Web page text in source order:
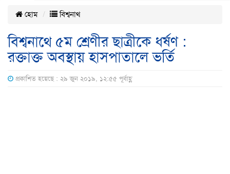
হোম বিশ্বনাথ
বিশ্বনাথে ৫ম শ্রেণীর ছাত্রীকে ধর্ষণ :
রক্তাক্ত অবস্থায় হাসপাতালে ভর্তি
প্রকাশিত হয়েছে : ২৯ জুন ২০১৯, ১২:৫৫ পূর্বাহ্ণ